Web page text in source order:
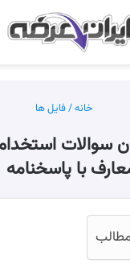
خانه/فایل ها
سوالات
با پاسخنامه